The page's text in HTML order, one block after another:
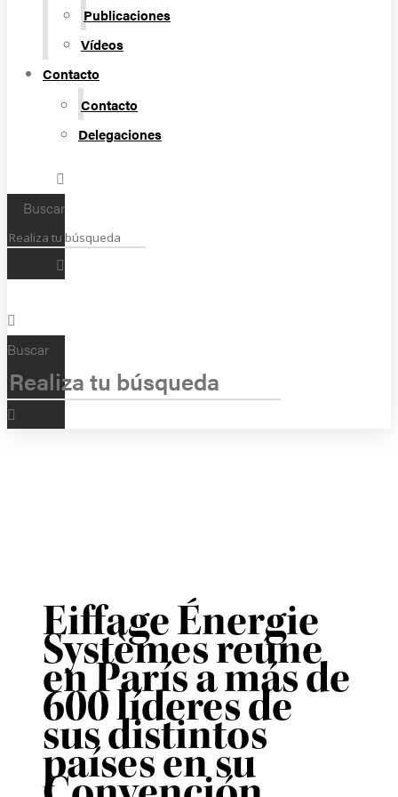
Publicaciones
Vídeos
Contacto
Contacto
Delegaciones
Buscar
Buscar
Eiffage Énergie
Systèmes reúne
en París a más de
600 líderes de
sus distintos
países en su